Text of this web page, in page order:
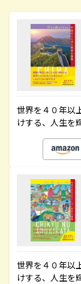
世界を４０年以
けする、人生を
世界を４０年以
けする、人生を